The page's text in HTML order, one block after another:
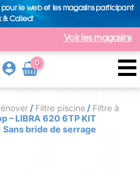
le web et les magasins participant
& Collect
Voir les magasins
0
Arti
cle
/ Filtre piscine/ Filtre à
– LIBRA 620 6TP KIT
Sans bride de serrage